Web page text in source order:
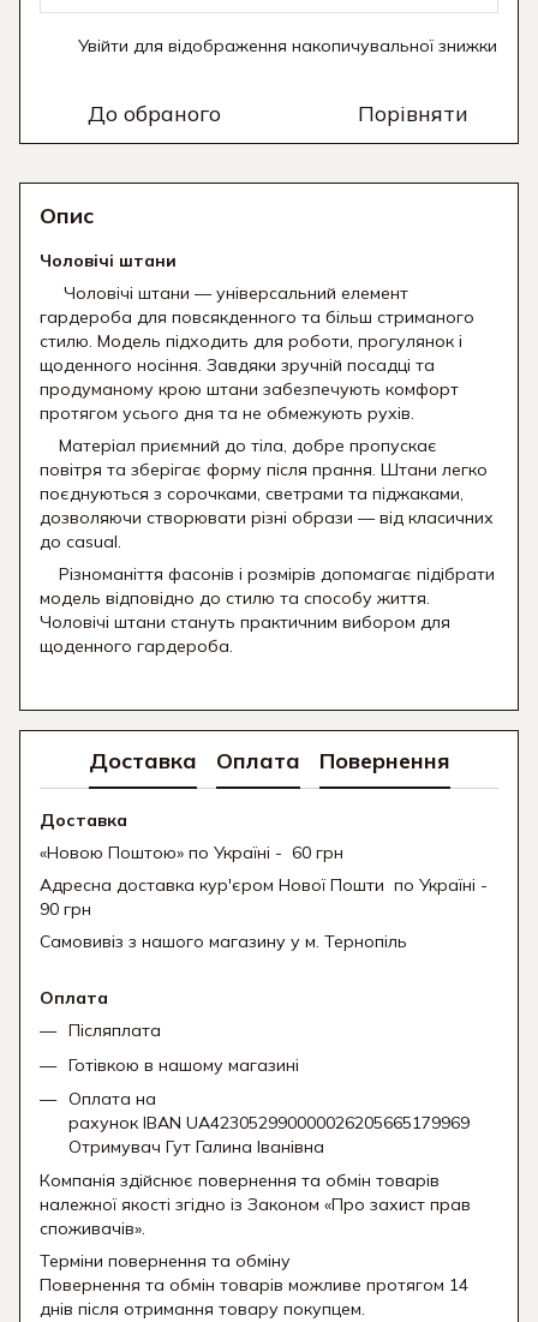
Увійти для відображення накопичувальної знижки
До обраного Порівняти
Опис
Чоловічі штани
Чоловічі штани — універсальний елемент
гардероба для повсякденного та більш стриманого
стилю. Модель підходить для роботи, прогулянок і
щоденного носіння. Завдяки зручній посадці та
продуманому крою штани забезпечують комфорт
протягом усього дня та не обмежують рухів.
Матеріал приємний до тіла, добре пропускає
повітря та зберігає форму після прання. Штани легко
поєднуються з сорочками, светрами та піджаками,
дозволяючи створювати різні образи — від класичних
до casual.
Різноманіття фасонів і розмірів допомагає підібрати
модель відповідно до стилю та способу життя.
Чоловічі штани стануть практичним вибором для
щоденного гардероба.
Доставка Оплата Повернення
Доставка
«Новою Поштою» по Україні - 60 грн
Адресна доставка кур'єром Нової Пошти по Україні -
90 грн
Самовивіз з нашого магазину у м. Тернопіль
Оплата
Післяплата
Готівкою в нашому магазині
Оплата на
рахунок IBAN UA423052990000026205665179969
Отримувач Гут Галина Іванівна
Компанія здійснює повернення та обмін товарів
належної якості згідно із Законом «Про захист прав
споживачів».
Терміни повернення та обміну
Повернення та обмін товарів можливе протягом 14
днів після отримання товару покупцем.